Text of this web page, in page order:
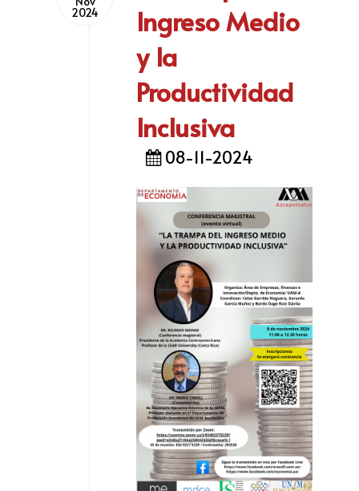
2024
Ingreso Medio
y la
Productividad
Inclusiva
08-11-2024